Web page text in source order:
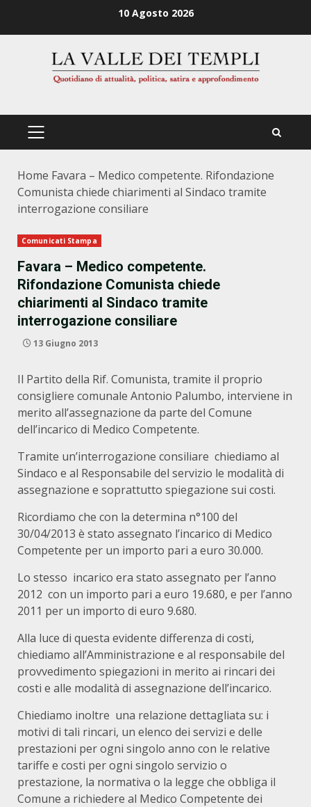
10 Agosto 2026
PRIMÄRES
Home Favara – Medico competente. Rifondazione
Comunista chiede chiarimenti al Sindaco tramite
interrogazione consiliare
Comunicati Stampa
Favara – Medico competente.
Rifondazione Comunista chiede
chiarimenti al Sindaco tramite
interrogazione consiliare
13 Giugno 2013
Il Partito della Rif. Comunista, tramite il proprio
consigliere comunale Antonio Palumbo, interviene in
merito all’assegnazione da parte del Comune
dell’incarico di Medico Competente.
Tramite un’interrogazione consiliare chiediamo al
Sindaco e al Responsabile del servizio le modalità di
assegnazione e soprattutto spiegazione sui costi.
Ricordiamo che con la determina n°100 del
30/04/2013 è stato assegnato l’incarico di Medico
Competente per un importo pari a euro 30.000.
Lo stesso incarico era stato assegnato per l’anno
2012 con un importo pari a euro 19.680, e per l’anno
2011 per un importo di euro 9.680.
Alla luce di questa evidente differenza di costi,
chiediamo all’Amministrazione e al responsabile del
provvedimento spiegazioni in merito ai rincari dei
costi e alle modalità di assegnazione dell’incarico.
Chiediamo inoltre una relazione dettagliata su: i
motivi di tali rincari, un elenco dei servizi e delle
prestazioni per ogni singolo anno con le relative
tariffe e costi per ogni singolo servizio o
prestazione, la normativa o la legge che obbliga il
Comune a richiedere al Medico Competente dei